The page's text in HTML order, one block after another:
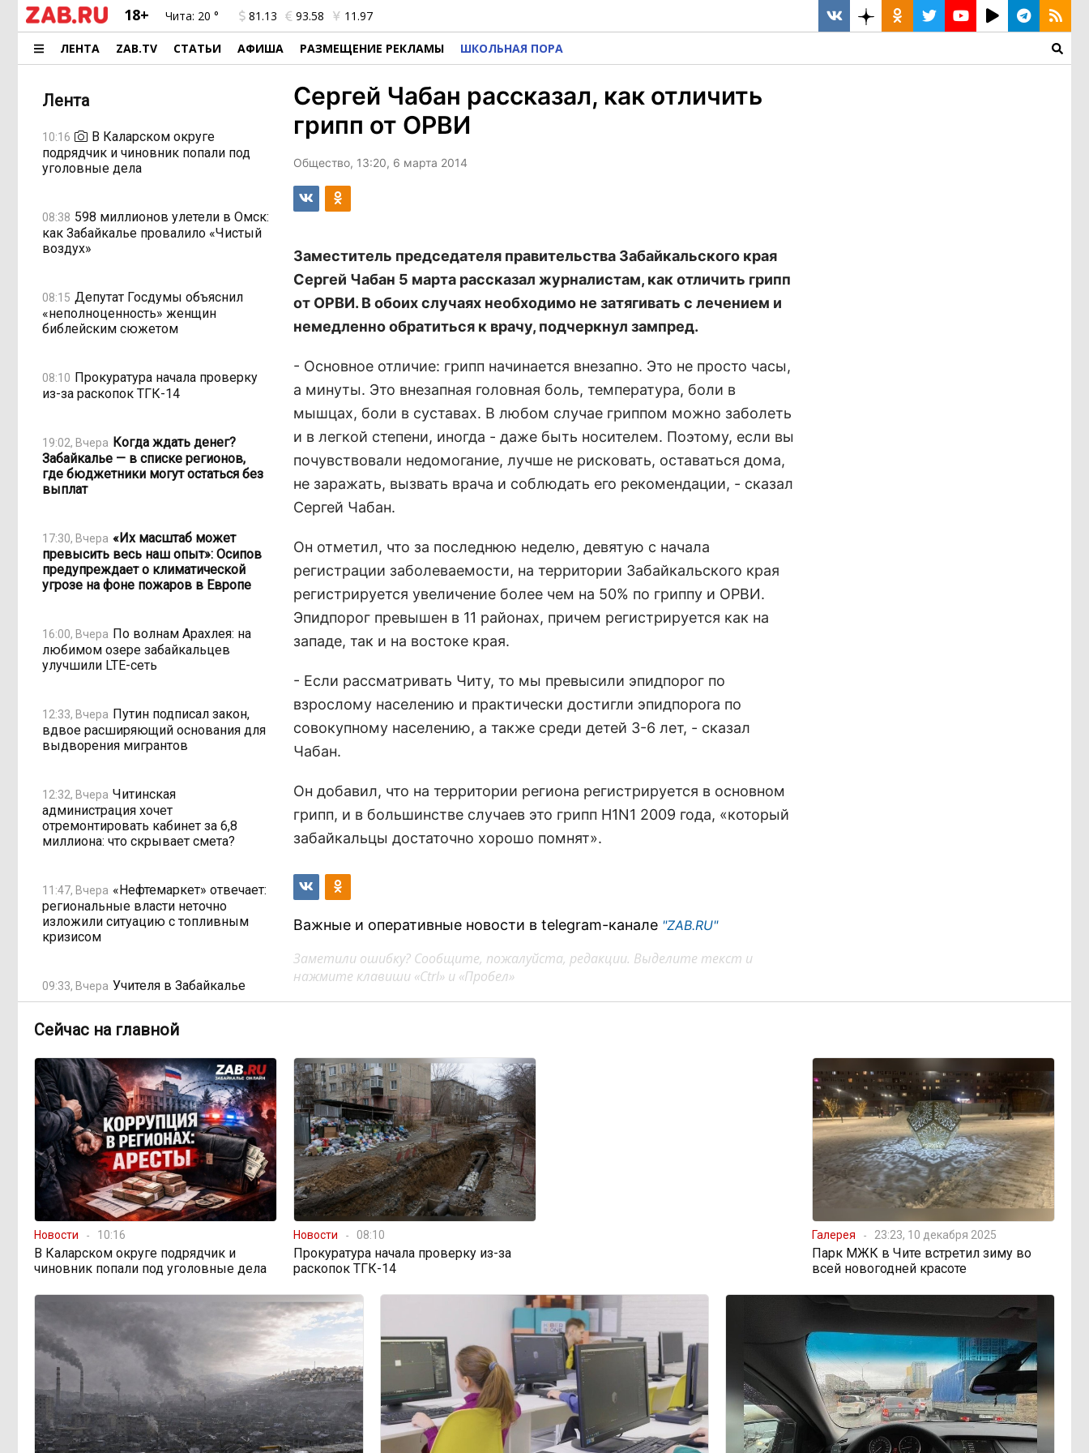
18+ Чита: 20 ° 81.13 93.58 11.97
ЛЕНТА ZAB.TV СТАТЬИ АФИША РАЗМЕЩЕНИЕ РЕКЛАМЫ ШКОЛЬНАЯ ПОРА
Лента
10:16
В Каларском округе
подрядчик и чиновник попали под
уголовные дела
08:38 598 миллионов улетели в Омск:
как Забайкалье провалило «Чистый
воздух»
08:15 Депутат Госдумы объяснил
«неполноценность» женщин
библейским сюжетом
08:10 Прокуратура начала проверку
из-за раскопок ТГК-14
19:02, Вчера Когда ждать денег?
Забайкалье — в списке регионов,
где бюджетники могут остаться без
выплат
17:30, Вчера «Их масштаб может
превысить весь наш опыт»: Осипов
предупреждает о климатической
угрозе на фоне пожаров в Европе
16:00, Вчера По волнам Арахлея: на
любимом озере забайкальцев
улучшили LTE-сеть
12:33, Вчера Путин подписал закон,
вдвое расширяющий основания для
выдворения мигрантов
12:32, Вчера Читинская
администрация хочет
отремонтировать кабинет за 6,8
миллиона: что скрывает смета?
11:47, Вчера «Нефтемаркет» отвечает:
региональные власти неточно
изложили ситуацию с топливным
кризисом
09:33, Вчера Учителя в Забайкалье
получают почти вдвое больше, чем
08:31, Вчера Чита готовится к зиме
08:02, Вчера Лес, которого нет в
отчётах
16:00, 4 августа «Ребёнок должен
хотеть учиться, а не просто идти в
школу с рюкзаком»: детский
психолог Наталья Малинина о
готовности к школе
15:31, 4 августа Как Китай покоряет
мир не электромобилями, а
стаканом чая
15:10, 4 августа
Почти половина
дальневосточников готовы
пересесть на электрички
Сергей Чабан рассказал, как отличить
грипп от ОРВИ
Общество, 13:20, 6 марта 2014
Заместитель председателя правительства Забайкальского края
Сергей Чабан 5 марта рассказал журналистам, как отличить грипп
от ОРВИ. В обоих случаях необходимо не затягивать с лечением и
немедленно обратиться к врачу, подчеркнул зампред.
- Основное отличие: грипп начинается внезапно. Это не просто часы,
а минуты. Это внезапная головная боль, температура, боли в
мышцах, боли в суставах. В любом случае гриппом можно заболеть
и в легкой степени, иногда - даже быть носителем. Поэтому, если вы
почувствовали недомогание, лучше не рисковать, оставаться дома,
не заражать, вызвать врача и соблюдать его рекомендации, - сказал
Сергей Чабан.
Он отметил, что за последнюю неделю, девятую с начала
регистрации заболеваемости, на территории Забайкальского края
регистрируется увеличение более чем на 50% по гриппу и ОРВИ.
Эпидпорог превышен в 11 районах, причем регистрируется как на
западе, так и на востоке края.
- Если рассматривать Читу, то мы превысили эпидпорог по
взрослому населению и практически достигли эпидпорога по
совокупному населению, а также среди детей 3-6 лет, - сказал
Чабан.
Он добавил, что на территории региона регистрируется в основном
грипп, и в большинстве случаев это грипп H1N1 2009 года, «который
забайкальцы достаточно хорошо помнят».
Важные и оперативные новости в telegram-канале "ZAB.RU"
Заметили ошибку? Сообщите, пожалуйста, редакции. Выделите текст и
нажмите клавиши «Ctrl» и «Пробел»
Сейчас на главной
Новости 10:16
В Каларском округе подрядчик и
чиновник попали под уголовные дела
Новости 08:10
Прокуратура начала проверку из-за
раскопок ТГК-14
Галерея 23:23, 10 декабря 2025
Парк МЖК в Чите встретил зиму во
всей новогодней красоте